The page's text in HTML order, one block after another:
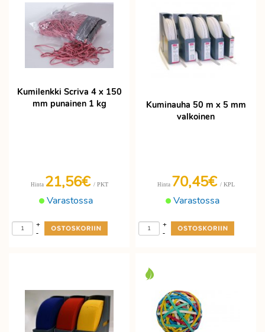
Kumilenkki Scriva 4 x 150
mm punainen 1 kg
Varastossa
Hinta 21,56€ / PKT
-
+
Kuminauha 50 m x 5 mm
valkoinen
Varastossa
Hinta 70,45€ / KPL
-
+